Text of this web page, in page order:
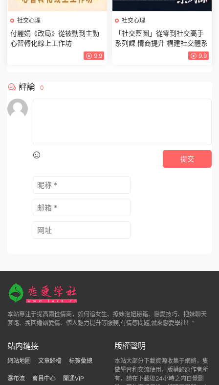
社交心理
付麗娟《改局》從被動到主動
心智轉化線上工作坊
9.9
社交心理
「社交藍圖」從零到社交高手
系列課 情商提升 構建社交體系
9.9
評論 0
提交
本站專注于提高兩性情商，如何追女生、撩妹泡妞秘籍、戀愛技巧、把妹聊天
套路、挽回婚姻愛情、個人魅力提升等服務,有情感問題,就來戀愛學社！"
站内鏈接
網站地圖 文章歸檔 标簽彙總
瀑布流 會員中心 開通VIP
版權聲明
本站大部分下載資源收集于網絡，隻
做學習和交流使用，版權歸原作者所
有，請在下載後24小時之内自覺删